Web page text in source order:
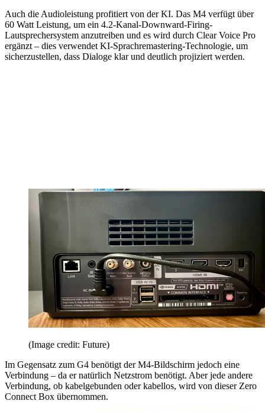
Auch die Audioleistung profitiert von der KI. Das M4 verfügt über
60 Watt Leistung, um ein 4.2-Kanal-Downward-Firing-
Lautsprechersystem anzutreiben und es wird durch Clear Voice Pro
ergänzt – dies verwendet KI-Sprachremastering-Technologie, um
sicherzustellen, dass Dialoge klar und deutlich projiziert werden.
(Image credit: Future)
Im Gegensatz zum G4 benötigt der M4-Bildschirm jedoch eine
Verbindung – da er natürlich Netzstrom benötigt. Aber jede andere
Verbindung, ob kabelgebunden oder kabellos, wird von dieser Zero
Connect Box übernommen.